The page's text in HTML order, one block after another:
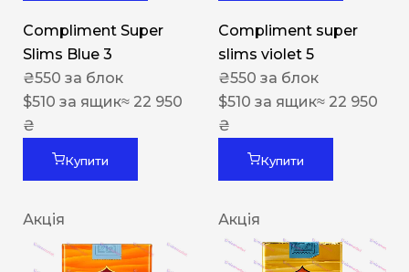
Compliment Super
Slims Blue 3
₴550 за блок
$510 за ящик≈ 22 950
₴
Купити
Compliment super
slims violet 5
₴550 за блок
$510 за ящик≈ 22 950
₴
Купити
Акція Акція